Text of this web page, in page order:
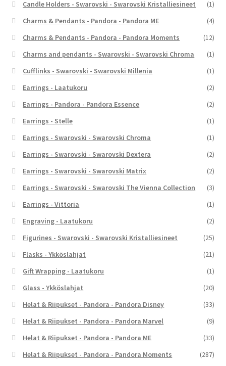
Candle Holders - Swarovski - Swarovski Kristalliesineet
(1)
Charms & Pendants - Pandora - Pandora ME
(4)
Charms & Pendants - Pandora - Pandora Moments
(12)
Charms and pendants - Swarovski - Swarovski Chroma
(1)
Cufflinks - Swarovski - Swarovski Millenia
(1)
Earrings - Laatukoru
(2)
Earrings - Pandora - Pandora Essence
(2)
Earrings - Stelle
(1)
Earrings - Swarovski - Swarovski Chroma
(1)
Earrings - Swarovski - Swarovski Dextera
(2)
Earrings - Swarovski - Swarovski Matrix
(2)
Earrings - Swarovski - Swarovski The Vienna Collection
(3)
Earrings - Vittoria
(1)
Engraving - Laatukoru
(2)
Figurines - Swarovski - Swarovski Kristalliesineet
(25)
Flasks - Ykköslahjat
(21)
Gift Wrapping - Laatukoru
(1)
Glass - Ykköslahjat
(20)
Helat & Riipukset - Pandora - Pandora Disney
(33)
Helat & Riipukset - Pandora - Pandora Marvel
(9)
Helat & Riipukset - Pandora - Pandora ME
(33)
Helat & Riipukset - Pandora - Pandora Moments
(287)